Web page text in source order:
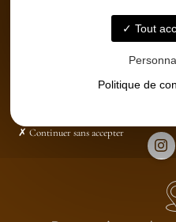
Tout
Politique de
Continuer sans accepter